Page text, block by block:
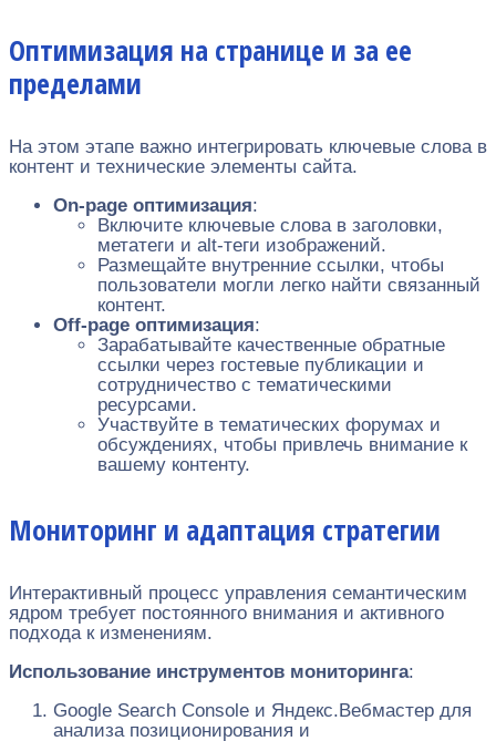
Оптимизация на странице и за ее
пределами
На этом этапе важно интегрировать ключевые слова в
контент и технические элементы сайта.
On-page оптимизация:
Включите ключевые слова в заголовки,
метатеги и alt-теги изображений.
Размещайте внутренние ссылки, чтобы
пользователи могли легко найти связанный
контент.
Off-page оптимизация:
Зарабатывайте качественные обратные
ссылки через гостевые публикации и
сотрудничество с тематическими
ресурсами.
Участвуйте в тематических форумах и
обсуждениях, чтобы привлечь внимание к
вашему контенту.
Мониторинг и адаптация стратегии
Интерактивный процесс управления семантическим
ядром требует постоянного внимания и активного
подхода к изменениям.
Использование инструментов мониторинга:
Google Search Console и Яндекс.Вебмастер для
анализа позиционирования и